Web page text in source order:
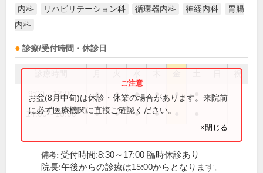
内科 リハビリテーション科 循環器内科 神経内科
胃腸
内科
診療/受付時間・休診日
祝
9:00～13:00 ● ● ● ● ●
14:00～18:00 ● ● ● ●
お盆(8月中旬)は休診・休業の場合があります。来院前
に必ず医療機関に直接ご確認ください。
×閉じる
備考: 受付時間:8:30～17:00 臨時休診あり
院長:午後からの診療は15:00からとなります。